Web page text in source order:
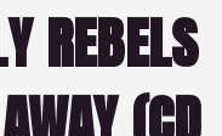
REBELS